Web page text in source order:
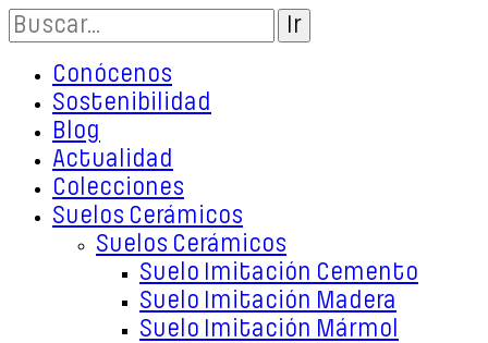
Conócenos
Sostenibilidad
Blog
Actualidad
Colecciones
Suelos Cerámicos
Suelos Cerámicos
Suelo Imitación Cemento
Suelo Imitación Madera
Suelo Imitación Mármol